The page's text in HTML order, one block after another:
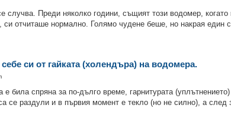
случва. Преди няколко години, същият този водомер,
си отчиташе нормално. Голямо чудене беше, но накрая един
си от гайката (холендъра) на водомера.
била спряна за по-дълго време, гарнитурата
се раздули и в първия момент е текло (но не силно), а след